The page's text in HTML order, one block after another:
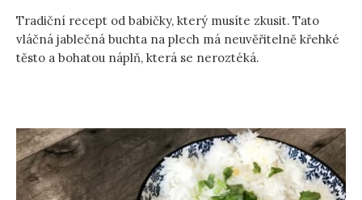
Tradiční recept od babičky, který musíte zkusit. Tato
vláčná jablečná buchta na plech má neuvěřitelně křehké
těsto a bohatou náplň, která se neroztéká.